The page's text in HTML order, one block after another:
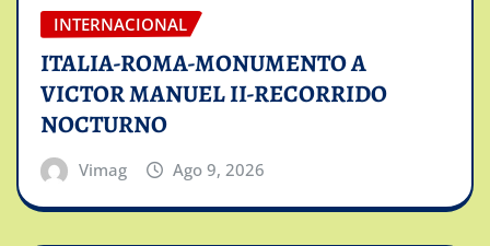
INTERNACIONAL
ITALIA-ROMA-MONUMENTO A
VICTOR MANUEL II-RECORRIDO
NOCTURNO
Vimag Ago 9, 2026